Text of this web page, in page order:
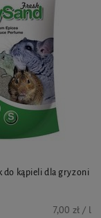
do kąpieli dla gryzoni
7,00 zł / l